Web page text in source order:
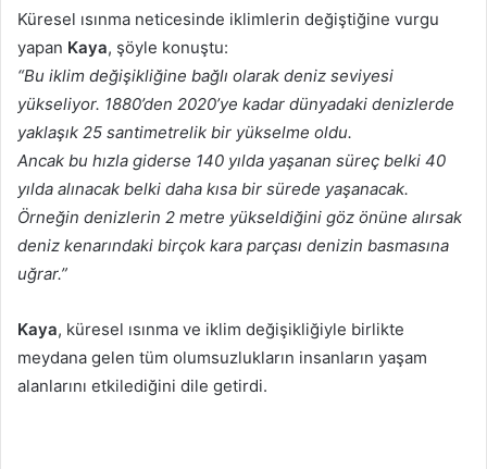
Küresel ısınma neticesinde iklimlerin değiştiğine vurgu
yapan Kaya, şöyle konuştu:
“Bu iklim değişikliğine bağlı olarak deniz seviyesi
yükseliyor. 1880’den 2020’ye kadar dünyadaki denizlerde
yaklaşık 25 santimetrelik bir yükselme oldu.
Ancak bu hızla giderse 140 yılda yaşanan süreç belki 40
yılda alınacak belki daha kısa bir sürede yaşanacak.
Örneğin denizlerin 2 metre yükseldiğini göz önüne alırsak
deniz kenarındaki birçok kara parçası denizin basmasına
uğrar.”
Kaya, küresel ısınma ve iklim değişikliğiyle birlikte
meydana gelen tüm olumsuzlukların insanların yaşam
alanlarını etkilediğini dile getirdi.